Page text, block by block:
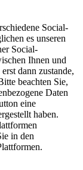
Social-
es unseren
Social-
Ihnen und
dann zustande,
beachten Sie,
Daten
eine
haben.
in den